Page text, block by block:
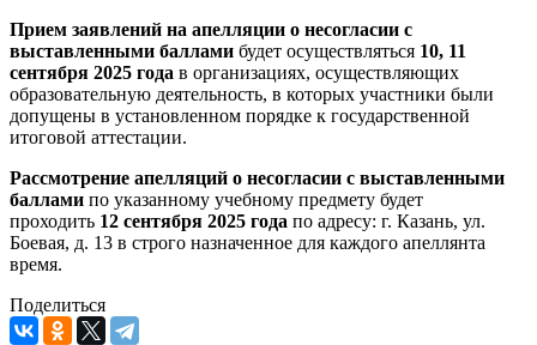
Прием заявлений на апелляции о несогласии с
выставленными баллами будет осуществляться 10, 11
сентября 2025 года в организациях, осуществляющих
образовательную деятельность, в которых участники были
допущены в установленном порядке к государственной
итоговой аттестации.
Рассмотрение апелляций о несогласии с выставленными
баллами по указанному учебному предмету будет
проходить 12 сентября 2025 года по адресу: г. Казань, ул.
Боевая, д. 13 в строго назначенное для каждого апеллянта
время.
Поделиться